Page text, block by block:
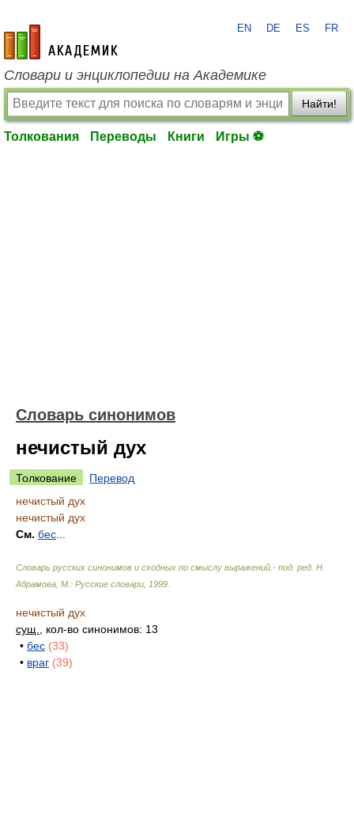
academic.ru
EN DE ES FR
Словари и энциклопедии на Академике
Найти!
Толкования Переводы Книги Игры ⚽
Словарь синонимов
нечистый дух
Толкование
Перевод
нечистый дух
нечистый дух
См. бес
Словарь русских синонимов и сходных по смыслу выражений.- под. ред. Н.
Абрамова, М.: Русские словари 1999
нечистый дух
сущ.
, кол-во синонимов: 13
• бес (33)
• враг (39)